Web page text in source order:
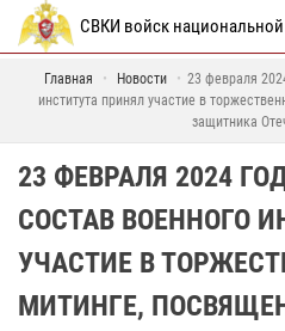
СВКИ войск национальной
Главная Новости
23 февраля
института принял участие в
защитника
23 ФЕВРАЛЯ 2024
СОСТАВ ВОЕННОГО
УЧАСТИЕ В
МИТИНГЕ,